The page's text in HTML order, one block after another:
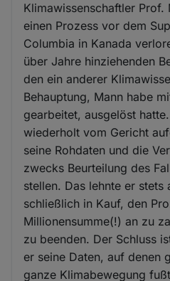
Klimawissenschaftler
einen Prozess vor dem
Columbia in Kanada
über Jahre hinziehenden
den ein anderer
Behauptung, Mann habe
gearbeitet, ausgelöst
wiederholt vom Gericht
seine Rohdaten und die
zwecks Beurteilung des
stellen. Das lehnte er stets
schließlich in Kauf, den
Millionensumme(!) an zu
zu beenden. Der Schluss
er seine Daten, auf denen
ganze Klimabewegung